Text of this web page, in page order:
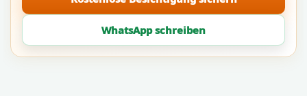
WhatsApp schreiben